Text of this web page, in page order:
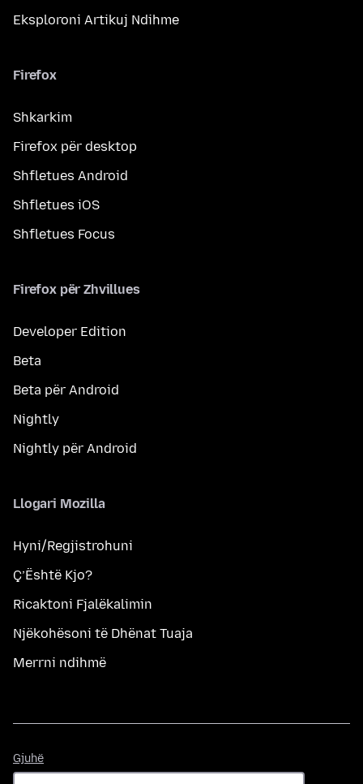
Eksploroni Artikuj Ndihme
Firefox
Shkarkim
Firefox për desktop
Shfletues Android
Shfletues iOS
Shfletues Focus
Firefox për Zhvillues
Developer Edition
Beta
Beta për Android
Nightly
Nightly për Android
Llogari Mozilla
Hyni/Regjistrohuni
Ç’Është Kjo?
Ricaktoni Fjalëkalimin
Njëkohësoni të Dhënat Tuaja
Merrni ndihmë
Gjuhë